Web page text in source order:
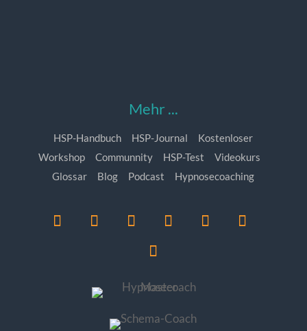
Mehr ...
HSP-Handbuch HSP-Journal
Kostenloser
Workshop
Communnity HSP-Test
Videokurs
Glossar
Blog Podcast Hypnosecoaching